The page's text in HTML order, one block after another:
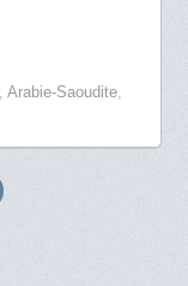
,Arabie-Saoudite